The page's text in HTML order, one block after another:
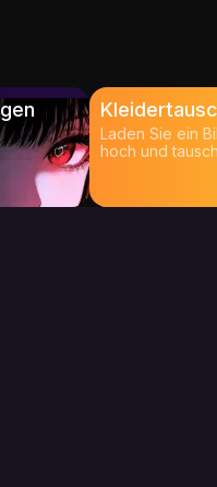
Laden Sie ein
hoch und